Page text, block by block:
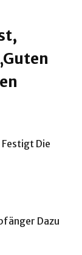
Die
Dazu